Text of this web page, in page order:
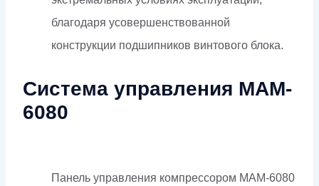
благодаря усовершенствованной
конструкции подшипников винтового блока.
Система управления MAM-
6080
Панель управления компрессором MAM-6080